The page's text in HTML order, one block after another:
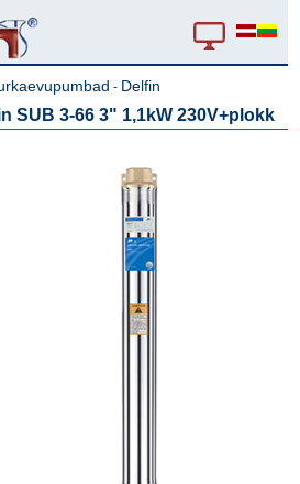
- Delfin
SUB 3-66 3" 1,1kW 230V+plokk